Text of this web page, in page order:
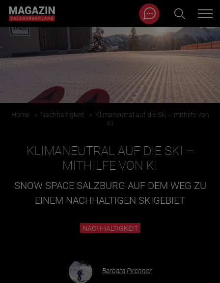
Zum Inhalt springen
BEITRÄGE IN MEINER NÄHE
BEITRÄGE IN MEINER NÄHE ANZEIGEN
Magazin durchsuchen...
Home » Nachhaltigkeit » Klimaneutral auf die Ski – mithilfe von
KI
KLIMANEUTRAL AUF DIE SKI –
MITHILFE VON KI
SNOW SPACE SALZBURG AUF DEM WEG ZU
EINEM NACHHALTIGEN SKIGEBIET
NACHHALTIGKEIT
Barbara Pirchner